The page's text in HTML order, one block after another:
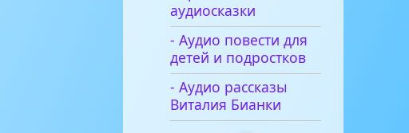
аудиосказки
- Аудио повести для
детей и подростков
- Аудио рассказы
Виталия Бианки